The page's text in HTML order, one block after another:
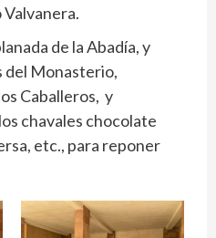
de la Abadía, y
del Monasterio,
Caballeros, y
chavales chocolate
etc., para reponer